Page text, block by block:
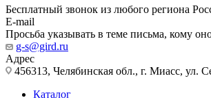
Бесплатный звонок из любого региона
E-mail
Просьба указывать в теме письма, кому
g-s@gird.ru
Адрес
456313, Челябинская обл., г. Миасс, ул.
Каталог